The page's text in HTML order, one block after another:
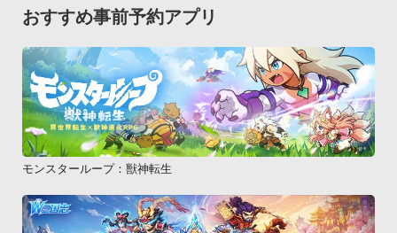
※アプリ本体を起動する際もロック画面を表示し、暗証番
■ロックモードの選択
ロックモードは３種類から選択でき、TPOにあわせてロッ
クの強度を簡単に切り替えて利用が可能です。
■ネットワーク接続/曜日や時間帯でロック状態を自動切替
特定のネットワークへの接続や、好きな曜日や時間帯にロ
ックの開始/解除をアプリが自動で行います。家や会社、仕事や
できます。
おすすめ事前予約アプリ
モンスターループ：獣神転生